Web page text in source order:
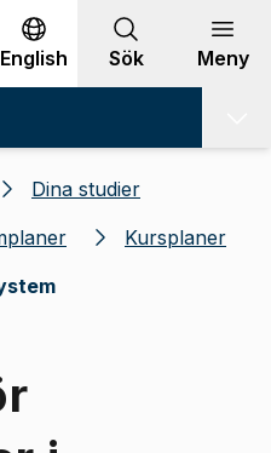
English Sök Meny
Dina studier
Kursplaner